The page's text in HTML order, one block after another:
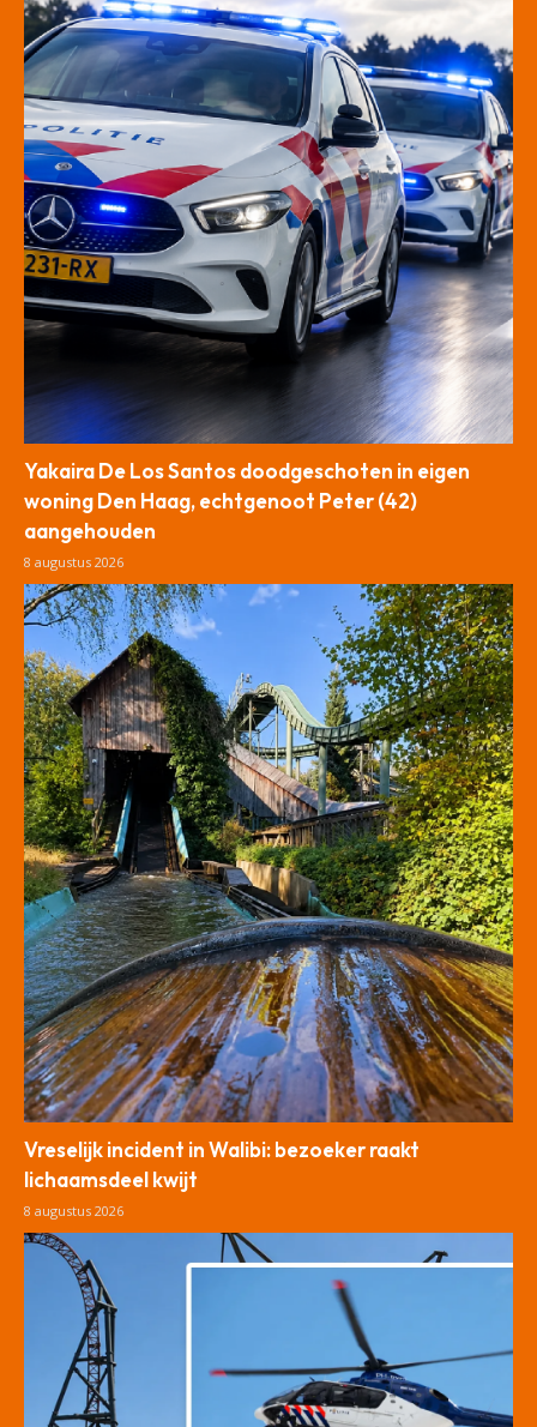
Yakaira De Los Santos doodgeschoten in eigen
woning Den Haag, echtgenoot Peter (42)
aangehouden
8 augustus 2026
Vreselijk incident in Walibi: bezoeker raakt
lichaamsdeel kwijt
8 augustus 2026